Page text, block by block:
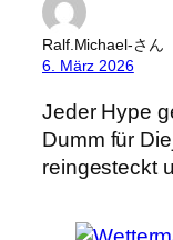
Ralf.Michael-さん
6. März 2026
Jeder Hype
Dumm für
reingesteckt